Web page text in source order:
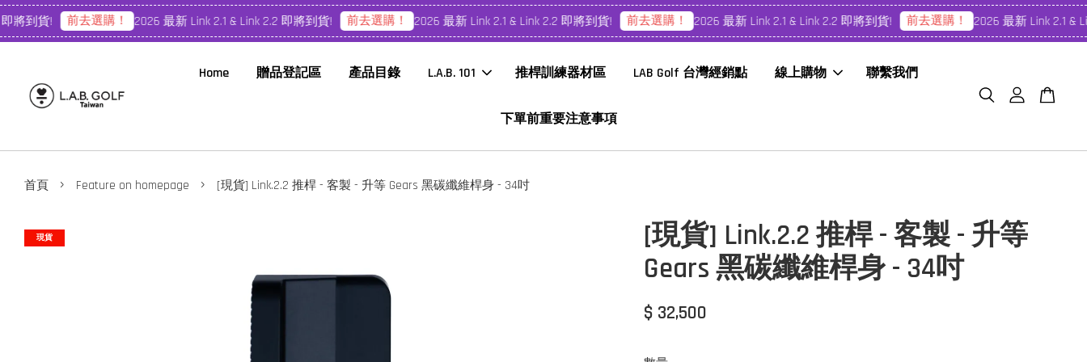
到貨! 前去選購！ 2026 最新 Link 2.1 & Link 2.2 即將到貨! 前去選購！ 2026 最新 Link 2.1 & Link 2.2 即將到貨! 前去選購！ 2026 最新 Link 2.1 & Link 2.2 即將到貨! 前去選購！ 2026 最新 Link 2.1 &
Home 贈品登記區 產品目錄 L.A.B. 101 推桿訓練器材區 LAB Golf 台灣經銷點 線上購物 聯繫我們
下單前重要注意事項
首頁 › Feature on homepage › [現貨] Link.2.2 推桿 - 客製 - 升等 Gears 黑碳纖維桿身 - 34吋
現貨
[現貨] Link.2.2 推桿 - 客製 - 升等
Gears 黑碳纖維桿身 - 34吋
$ 32,500